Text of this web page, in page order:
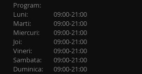
Program:
Luni:
09:00-21:00
Marti:
09:00-21:00
Miercuri:
09:00-21:00
Joi:
09:00-21:00
Vineri:
09:00-21:00
Sambata:
09:00-21:00
Duminica:
09:00-21:00